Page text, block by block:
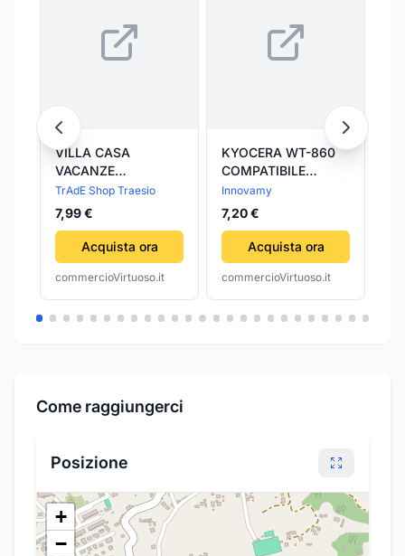
VILLA CASA
VACANZE
PORTATILE 2
BAMBOLE LETTO
OMBRELLONE POUF
GIOCO MARE
BAMBINE
TrAdE Shop Traesio
7,99 €
Acquista ora
commercioVirtuoso.it
KYOCERA WT-860
COMPATIBILE
Vaschetta recupero
toner per Venus,
Venus 2, Gaia,
Gaia2, 25.000PAG
Innovamy
7,20 €
Acquista ora
commercioVirtuoso.it
Come raggiungerci
Posizione
+
−